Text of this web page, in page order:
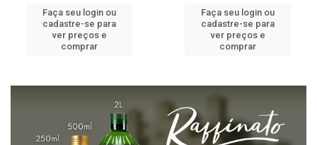
Faça seu login ou
cadastre-se para
ver preços e
comprar
Faça seu login ou
cadastre-se para
ver preços e
comprar